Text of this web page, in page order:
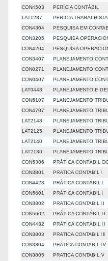
CON4503
PERÍCIA CONTÁBIL
LAT1287
PERICIA TRABALHISTA
CON4304
PESQUISA EM
CON3205
PESQUISA
CON4204
PESQUISA
CON3407
PLANEJAMENTO
CON0271
PLANEJAMENTO
CON0407
PLANEJAMENTO
LAT0448
PLANEJAMENTO E
CON5107
PLANEJAMENTO
CON4707
PLANEJAMENTO
LAT2148
PLANEJAMENTO
LAT2125
PLANEJAMENTO
LAT2140
PLANEJAMENTO
LAT2130
PLANEJAMENTO
CON5306
PRÁTICA CONTÁBIL
CON3801
PRATICA CONTABIL I
CON4423
PRÁTICA CONTÁBIL I
CON5601
PRÁTICA CONTÁBIL I
CON3802
PRATICA CONTABIL II
CON5602
PRÁTICA CONTÁBIL II
CON4432
PRÁTICA CONTÁBIL II
CON3803
PRATICA CONTABIL III
CON3804
PRATICA CONTABIL IV
CON3805
PRATICA CONTABIL V